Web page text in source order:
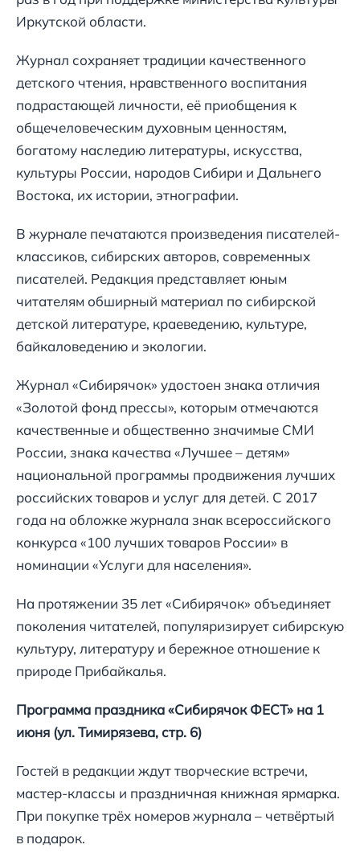
Иркутской области.
Журнал сохраняет традиции качественного
детского чтения, нравственного воспитания
подрастающей личности, её приобщения к
общечеловеческим духовным ценностям,
богатому наследию литературы, искусства,
культуры России, народов Сибири и Дальнего
Востока, их истории, этнографии.
В журнале печатаются произведения писателей-
классиков, сибирских авторов, современных
писателей. Редакция представляет юным
читателям обширный материал по сибирской
детской литературе, краеведению, культуре,
байкаловедению и экологии.
Журнал «Сибирячок» удостоен знака отличия
«Золотой фонд прессы», которым отмечаются
качественные и общественно значимые СМИ
России, знака качества «Лучшее – детям»
национальной программы продвижения лучших
российских товаров и услуг для детей. С 2017
года на обложке журнала знак всероссийского
конкурса «100 лучших товаров России» в
номинации «Услуги для населения».
На протяжении 35 лет «Сибирячок» объединяет
поколения читателей, популяризирует сибирскую
культуру, литературу и бережное отношение к
природе Прибайкалья.
Программа праздника «Сибирячок ФЕСТ» на 1
июня (ул. Тимирязева, стр. 6)
Гостей в редакции ждут творческие встречи,
мастер-классы и праздничная книжная ярмарка.
При покупке трёх номеров журнала – четвёртый
в подарок.